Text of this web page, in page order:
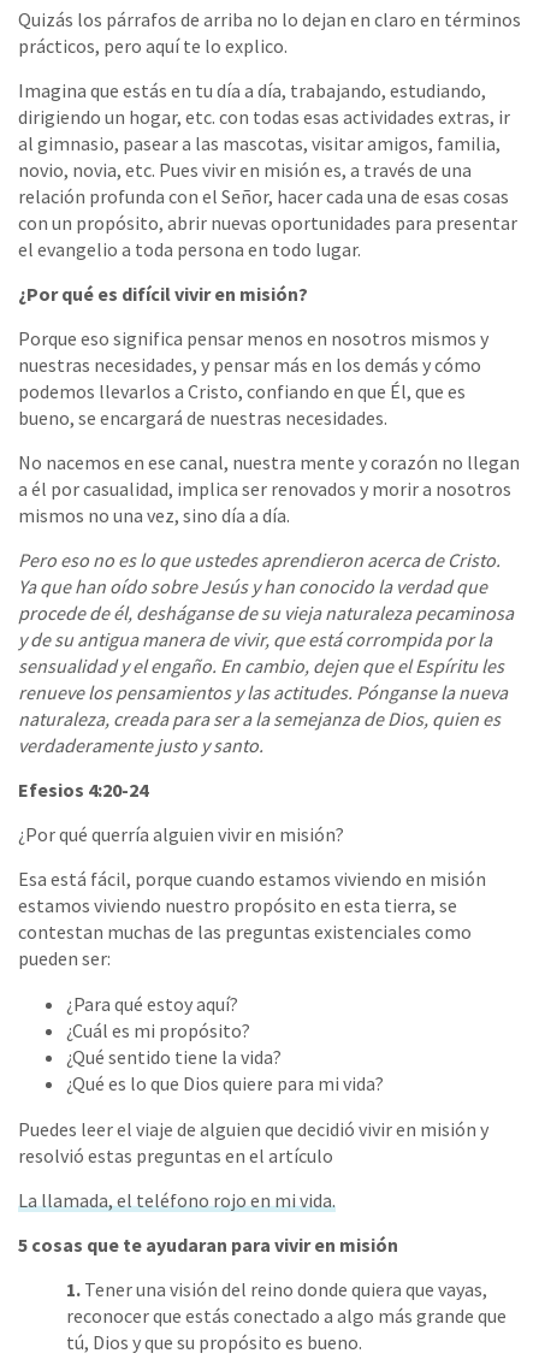
Quizás los párrafos de arriba no lo dejan en claro en términos
prácticos, pero aquí te lo explico.
Imagina que estás en tu día a día, trabajando, estudiando,
dirigiendo un hogar, etc. con todas esas actividades extras, ir
al gimnasio, pasear a las mascotas, visitar amigos, familia,
novio, novia, etc. Pues vivir en misión es, a través de una
relación profunda con el Señor, hacer cada una de esas cosas
con un propósito, abrir nuevas oportunidades para presentar
el evangelio a toda persona en todo lugar.
¿Por qué es difícil vivir en misión?
Porque eso significa pensar menos en nosotros mismos y
nuestras necesidades, y pensar más en los demás y cómo
podemos llevarlos a Cristo, confiando en que Él, que es
bueno, se encargará de nuestras necesidades.
No nacemos en ese canal, nuestra mente y corazón no llegan
a él por casualidad, implica ser renovados y morir a nosotros
mismos no una vez, sino día a día.
Pero eso no es lo que ustedes aprendieron acerca de Cristo.
Ya que han oído sobre Jesús y han conocido la verdad que
procede de él, desháganse de su vieja naturaleza pecaminosa
y de su antigua manera de vivir, que está corrompida por la
sensualidad y el engaño. En cambio, dejen que el Espíritu les
renueve los pensamientos y las actitudes. Pónganse la nueva
naturaleza, creada para ser a la semejanza de Dios, quien es
verdaderamente justo y santo.
Efesios 4:20-24
¿Por qué querría alguien vivir en misión?
Esa está fácil, porque cuando estamos viviendo en misión
estamos viviendo nuestro propósito en esta tierra, se
contestan muchas de las preguntas existenciales como
pueden ser:
¿Para qué estoy aquí?
¿Cuál es mi propósito?
¿Qué sentido tiene la vida?
¿Qué es lo que Dios quiere para mi vida?
Puedes leer el viaje de alguien que decidió vivir en misión y
resolvió estas preguntas en el artículo
La llamada, el teléfono rojo en mi vida.
5 cosas que te ayudaran para vivir en misión
1. Tener una visión del reino donde quiera que vayas,
reconocer que estás conectado a algo más grande que
tú, Dios y que su propósito es bueno.